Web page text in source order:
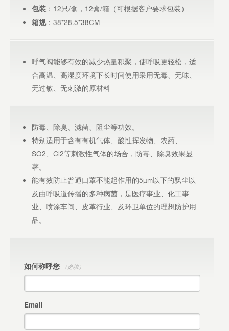
包装 ：12只/盒，12盒/箱（可根据客户要求包装）
箱规：38*28.5*38CM
呼气阀能够有效的减少热量积聚，使呼吸更轻松，适
合高温、高湿度环境下长时间使用采用无毒、无味、
无过敏、无刺激的原材料
防毒、除臭、滤菌、阻尘等功效。
特别适用于含有有机气体、酸性挥发物、农药、
SO2、Cl2等刺激性气体的场合，防毒、除臭效果显
著。
能有效防止普通口罩不能起作用的5µm以下的飘尘以
及由呼吸道传播的多种病菌，是医疗事业、化工事
业、喷涂车间、皮革行业、及环卫单位的理想防护用
品。
如何称呼您 （必填）
Email